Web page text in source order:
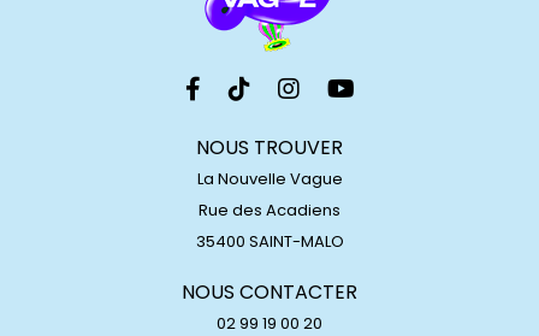
NOUS TROUVER
La Nouvelle Vague
Rue des Acadiens
35400 SAINT-MALO
NOUS CONTACTER
02 99 19 00 20